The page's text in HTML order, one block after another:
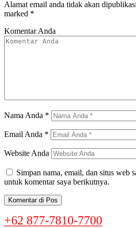
Alamat email anda tidak akan
marked *
Komentar Anda
Nama Anda *
Email Anda *
Website Anda
Simpan nama, email, dan situs web
untuk komentar saya berikutnya.
+62 877-7810-7700